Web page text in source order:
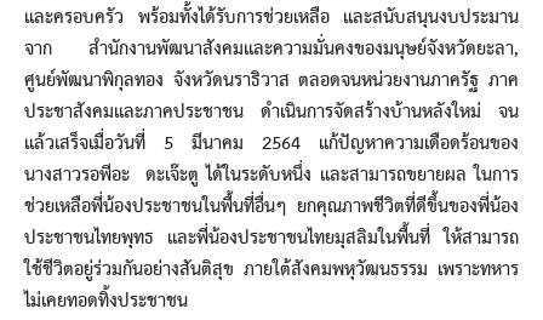
และครอบครัว พร้อมทั้งได้รับการช่วยเหลือ และสนับสนุนงบประมาน
จาก สำนักงานพัฒนาสังคมและความมั่นคงของมนุษย์จังหวัดยะลา,
ศูนย์พัฒนาพิกุลทอง จังหวัดนราธิวาส ตลอดจนหน่วยงานภาครัฐ ภาค
ประชาสังคมและภาคประชาชน ดำเนินการจัดสร้างบ้านหลังใหม่ จน
แล้วเสร็จเมื่อวันที่ 5 มีนาคม 2564 แก้ปัญหาความเดือดร้อนของ
นางสาวรอพีอะ ดะเจ๊ะตู ได้ในระดับหนึ่ง และสามารถขยายผล ในการ
ช่วยเหลือพี่น้องประชาชนในพื้นที่อื่นๆ ยกคุณภาพชีวิตที่ดีขึ้นของพี่น้อง
ประชาชนไทยพุทธ และพี่น้องประชาชนไทยมุสลิมในพื้นที่ ให้สามารถ
ใช้ชีวิตอยู่ร่วมกันอย่างสันติสุข ภายใต้สังคมพหุวัฒนธรรม เพราะทหาร
ไม่เคยทอดทิ้งประชาชน